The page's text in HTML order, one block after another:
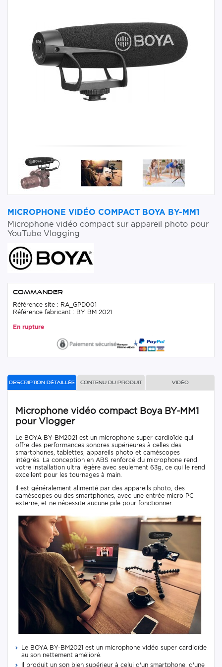
MICROPHONE VIDÉO COMPACT BOYA BY-MM1
Microphone vidéo compact sur appareil photo pour
YouTube Vlogging
Commander
Référence site : RA_GPD001
Référence fabricant : BY BM 2021
En rupture
Description détaillée Contenu du produit Vidéo
Microphone vidéo compact Boya BY-MM1
pour Vlogger
Le BOYA BY-BM2021 est un microphone super cardioïde qui
offre des performances sonores supérieures à celles des
smartphones, tablettes, appareils photo et caméscopes
intégrés. La conception en ABS renforcé du microphone rend
votre installation ultra légère avec seulement 63g, ce qui le rend
excellent pour les tournages à main.
Il est généralement alimenté par des appareils photo, des
caméscopes ou des smartphones, avec une entrée micro PC
externe, et ne nécessite aucune pile pour fonctionner.
Le BOYA BY-BM2021 est un microphone vidéo super cardioïde
au son nettement amélioré.
Il produit un son bien supérieur à celui d'un smartphone, d'une